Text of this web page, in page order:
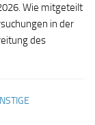
Wie mitgeteilt
in der
des